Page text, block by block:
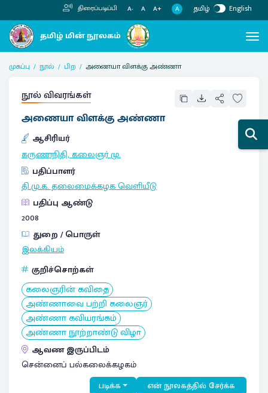
திரைப்படிப்பி A- A A+ A தமிழ் English
முகப்பு நூல் பிற அணையா விளக்கு அண்ணா
நூல் விவரங்கள்
அணையா விளக்கு அண்ணா
ஆசிரியர்
கருணாநிதி, கலைஞர் மு.
பதிப்பாளர்
தி.மு.க. தலைமைக்கழக வெளியீடு
பதிப்பு ஆண்டு
2008
துறை / பொருள்
இலக்கியம்
குறிச்சொற்கள்
கலைஞரின் கவிதை
அண்ணாவை பற்றி கலைஞர்
அண்ணா கவியரங்கம்
அண்ணா நூற்றாண்டு விழா
ஆவண இருப்பிடம்
சென்னைப் பல்கலைக்கழகம்
படிக்க என் நூலகத்தில் சேர்க்க